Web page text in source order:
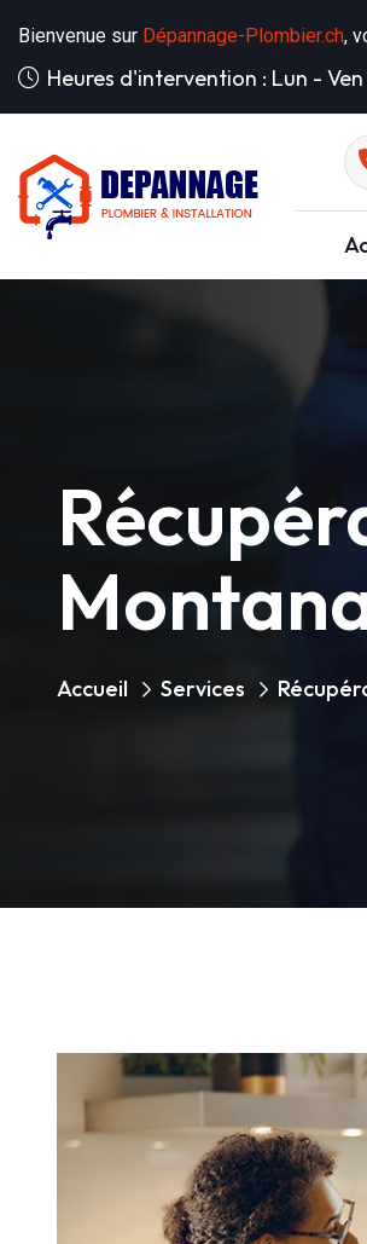
Bienvenue sur Dépannage-Plombier.ch,
Heures d'intervention : Lun -
Accueil Services